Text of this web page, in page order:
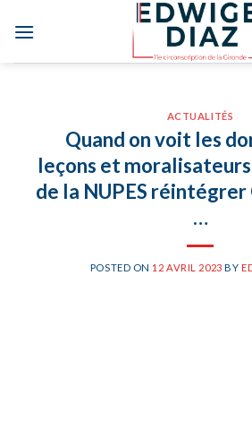
ACTUALITÉS
Quand on voit les
leçons et
de la NUPES réintégrer
…
POSTED ON 12 AVRIL 2023 BY